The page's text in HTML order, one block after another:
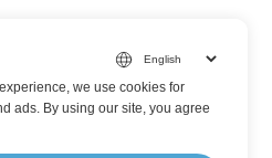
we use cookies for
ads. By using our site, you agree